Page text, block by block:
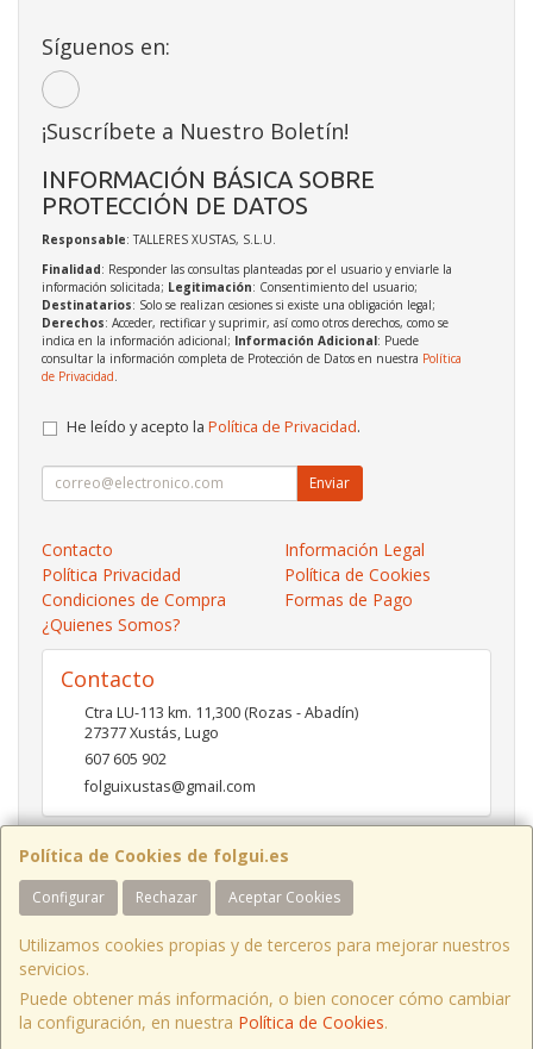
Política de Cookies de folgui.es
Configurar Rechazar Aceptar Cookies
Utilizamos cookies propias y de terceros para mejorar nuestros
servicios.
Puede obtener más información, o bien conocer cómo cambiar
la configuración, en nuestra Política de Cookies.
Síguenos en:
¡Suscríbete a Nuestro Boletín!
INFORMACIÓN BÁSICA SOBRE
PROTECCIÓN DE DATOS
Responsable: TALLERES XUSTAS, S.L.U.
Finalidad: Responder las consultas planteadas por el usuario y enviarle la
información solicitada; Legitimación: Consentimiento del usuario;
Destinatarios: Solo se realizan cesiones si existe una obligación legal;
Derechos: Acceder, rectificar y suprimir, así como otros derechos, como se
indica en la información adicional; Información Adicional: Puede
consultar la información completa de Protección de Datos en nuestra Política
de Privacidad
He leído y acepto la Política de Privacidad.
Enviar
Contacto
Información Legal
Política Privacidad
Política de Cookies
Condiciones de Compra
Formas de Pago
¿Quienes Somos?
Contacto
Ctra LU-113 km. 11,300 (Rozas - Abadín)
27377Xustás,Lugo
607 605 902
folguixustas@gmail.com
Horario
Lunes a viernes de 10:00 a 14:00 y de 16:00 a 20:00.
Sábados de 10:00 a 14:00 y de 16:00 a 19:00
Ctra LU-113 Km 11,300 Xustás Lugo, España. - C.I.F.: B27261130 - Tfno:
607 605 902